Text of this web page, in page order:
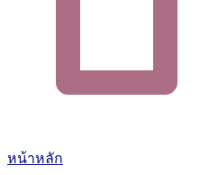
หน้าหลัก